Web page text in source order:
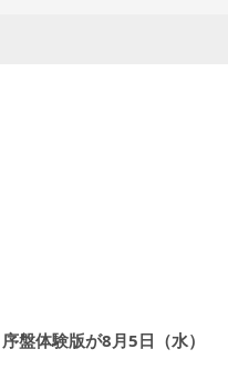
盤体験版が8月5日（水）